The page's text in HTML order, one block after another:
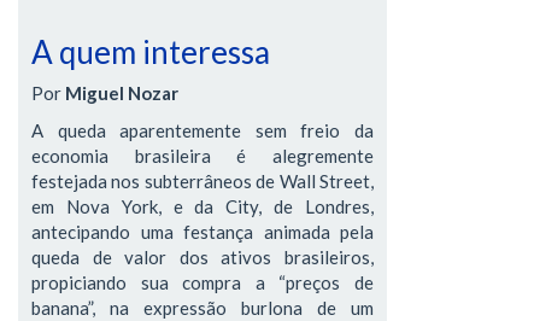
A quem interessa
Por Miguel Nozar
A queda aparentemente sem freio da
economia brasileira é alegremente
festejada nos subterrâneos de Wall Street,
em Nova York, e da City, de Londres,
antecipando uma festança animada pela
queda de valor dos ativos brasileiros,
propiciando sua compra a “preços de
banana”, na expressão burlona de um